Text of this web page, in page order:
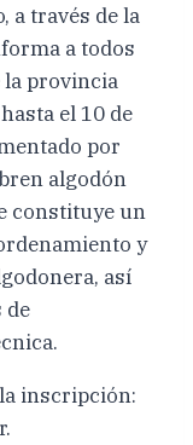
a través de la
a todos
provincia
el 10 de
por
algodón
constituye un
y
así
de
inscripción: